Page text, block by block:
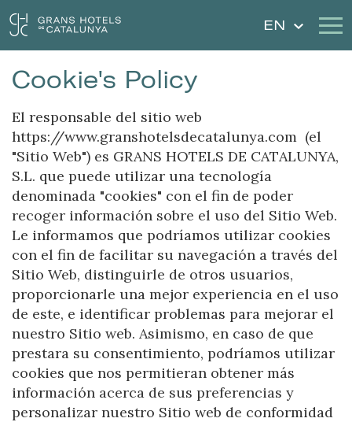
EN
Our Hotels
Weddings Gift Voucher
Discover Catalonia Contact
My reservation
Sign in Sign up
Location/hotel name
Cookie's Policy
El responsable del sitio web
https://www.granshotelsdecatalunya.com (el
"Sitio Web") es GRANS HOTELS DE CATALUNYA,
S.L. que puede utilizar una tecnología
denominada "cookies" con el fin de poder
recoger información sobre el uso del Sitio Web.
Le informamos que podríamos utilizar cookies
con el fin de facilitar su navegación a través del
Sitio Web, distinguirle de otros usuarios,
proporcionarle una mejor experiencia en el uso
de este, e identificar problemas para mejorar el
nuestro Sitio web. Asimismo, en caso de que
prestara su consentimiento, podríamos utilizar
cookies que nos permitieran obtener más
información acerca de sus preferencias y
personalizar nuestro Sitio web de conformidad